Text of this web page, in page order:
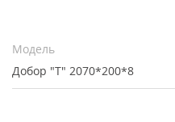
Модель
Добор "Т" 2070*200*8